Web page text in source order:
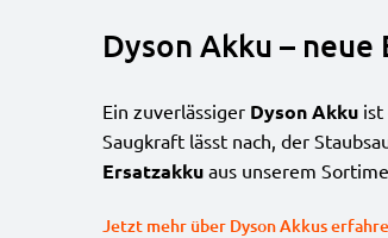
Dyson Akku –
Ein zuverlässiger Dyson Akku ist
Saugkraft lässt nach, der
Ersatzakku aus unserem
Jetzt mehr über Dyson Akkus